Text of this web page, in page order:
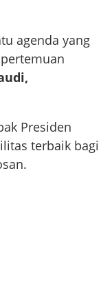
agenda yang
Presiden
terbaik bagi